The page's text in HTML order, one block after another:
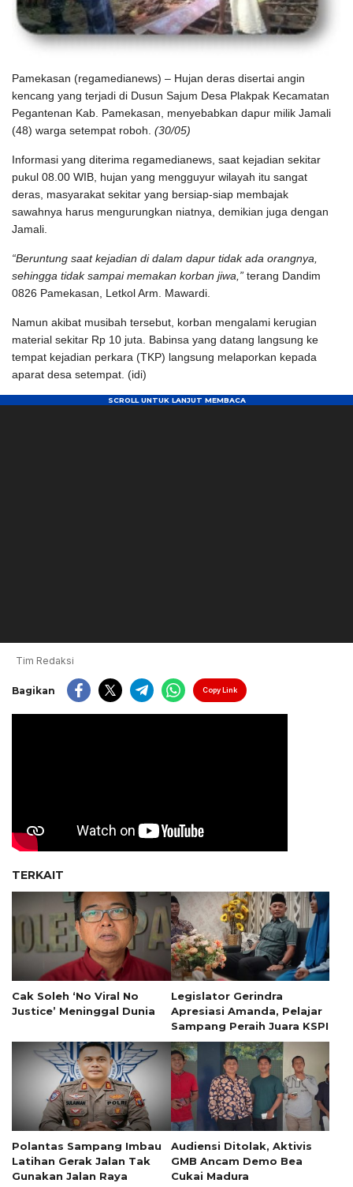
Pamekasan (regamedianews) – Hujan deras disertai angin
kencang yang terjadi di Dusun Sajum Desa Plakpak Kecamatan
Pegantenan Kab. Pamekasan, menyebabkan dapur milik Jamali
(48) warga setempat roboh. (30/05)
Informasi yang diterima regamedianews, saat kejadian sekitar
pukul 08.00 WIB, hujan yang mengguyur wilayah itu sangat
deras, masyarakat sekitar yang bersiap-siap membajak
sawahnya harus mengurungkan niatnya, demikian juga dengan
Jamali.
“Beruntung saat kejadian di dalam dapur tidak ada orangnya,
sehingga tidak sampai memakan korban jiwa,” terang Dandim
0826 Pamekasan, Letkol Arm. Mawardi.
Namun akibat musibah tersebut, korban mengalami kerugian
material sekitar Rp 10 juta. Babinsa yang datang langsung ke
tempat kejadian perkara (TKP) langsung melaporkan kepada
aparat desa setempat. (idi)
Tim Redaksi
Bagikan Copy Link
TERKAIT
Cak Soleh ‘No Viral No
Justice’ Meninggal Dunia
Legislator Gerindra
Apresiasi Amanda, Pelajar
Sampang Peraih Juara KSPI
Polantas Sampang Imbau
Latihan Gerak Jalan Tak
Gunakan Jalan Raya
Audiensi Ditolak, Aktivis
GMB Ancam Demo Bea
Cukai Madura